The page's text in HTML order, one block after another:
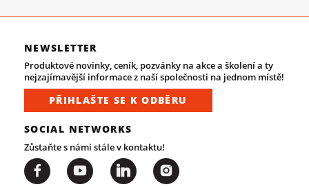
NEWSLETTER
Produktové novinky, ceník, pozvánky na akce a školení a ty
nejzajímavější informace z naší společnosti na jednom místě!
PŘIHLAŠTE SE K ODBĚRU
SOCIAL NETWORKS
Zůstaňte s námi stále v kontaktu!